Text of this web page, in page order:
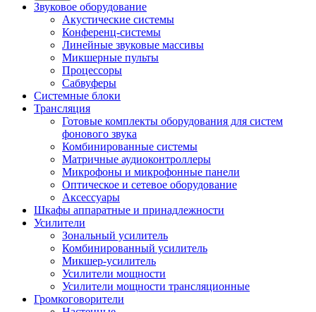
Звуковое оборудование
Акустические системы
Конференц-системы
Линейные звуковые массивы
Микшерные пульты
Процессоры
Сабвуферы
Системные блоки
Трансляция
Готовые комплекты оборудования для систем
фонового звука
Комбинированные системы
Матричные аудиоконтроллеры
Микрофоны и микрофонные панели
Оптическое и сетевое оборудование
Аксессуары
Шкафы аппаратные и принадлежности
Усилители
Зональный усилитель
Комбинированный усилитель
Микшер-усилитель
Усилители мощности
Усилители мощности трансляционные
Громкоговорители